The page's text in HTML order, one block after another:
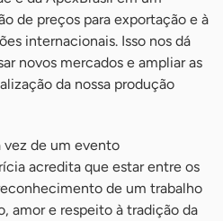
de preços para exportação e à
internacionais. Isso nos dá
novos mercados e ampliar as
da nossa produção
vez de um evento
acredita que estar entre os
de um trabalho
amor e respeito à tradição da